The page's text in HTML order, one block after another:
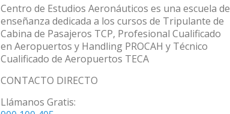
Centro de Estudios Aeronáuticos es una escuela de
enseñanza dedicada a los cursos de Tripulante de
Cabina de Pasajeros TCP, Profesional Cualificado
en Aeropuertos y Handling PROCAH y Técnico
Cualificado de Aeropuertos TECA
CONTACTO DIRECTO
Llámanos Gratis: